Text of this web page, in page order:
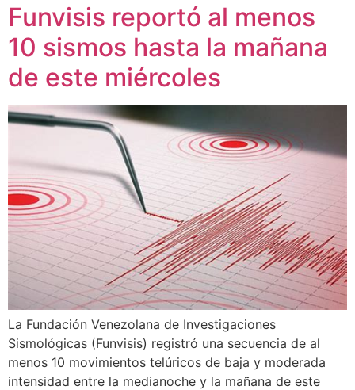
Funvisis reportó al menos
10 sismos hasta la mañana
de este miércoles
La Fundación Venezolana de Investigaciones
Sismológicas (Funvisis) registró una secuencia de al
menos 10 movimientos telúricos de baja y moderada
intensidad entre la medianoche y la mañana de este